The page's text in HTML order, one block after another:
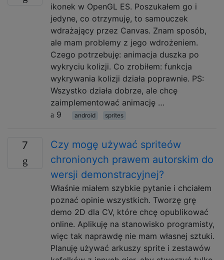
ikonek w OpenGL ES. Poszukałem go i
jedyne, co otrzymuję, to samouczek
wdrażający przez Canvas. Znam sposób,
ale mam problemy z jego wdrożeniem.
Czego potrzebuję: animacja duszka po
wykryciu kolizji. Co zrobiłem: funkcja
wykrywania kolizji działa poprawnie. PS:
Wszystko działa dobrze, ale chcę
zaimplementować animację …
9
android sprites
7
Czy mogę używać spriteów
chronionych prawem autorskim do
wersji demonstracyjnej?
Właśnie miałem szybkie pytanie i chciałem
poznać opinie wszystkich. Tworzę grę
demo 2D dla CV, które chcę opublikować
online. Aplikuję na stanowisko programisty,
więc tak naprawdę nie mam własnej sztuki.
Planuję używać arkuszy sprite i zestawów